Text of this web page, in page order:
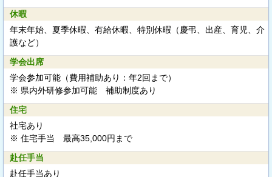
休暇
年末年始、夏季休暇、有給休暇、特別休暇（慶弔、出産、育児、介
護など）
学会出席
学会参加可能（費用補助あり：年2回まで）
※ 県内外研修参加可能 補助制度あり
住宅
社宅あり
※ 住宅手当 最高35,000円まで
赴任手当
赴任手当あり